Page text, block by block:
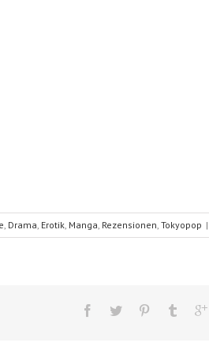
Drama Erotik Manga Rezensionen Tokyopop |